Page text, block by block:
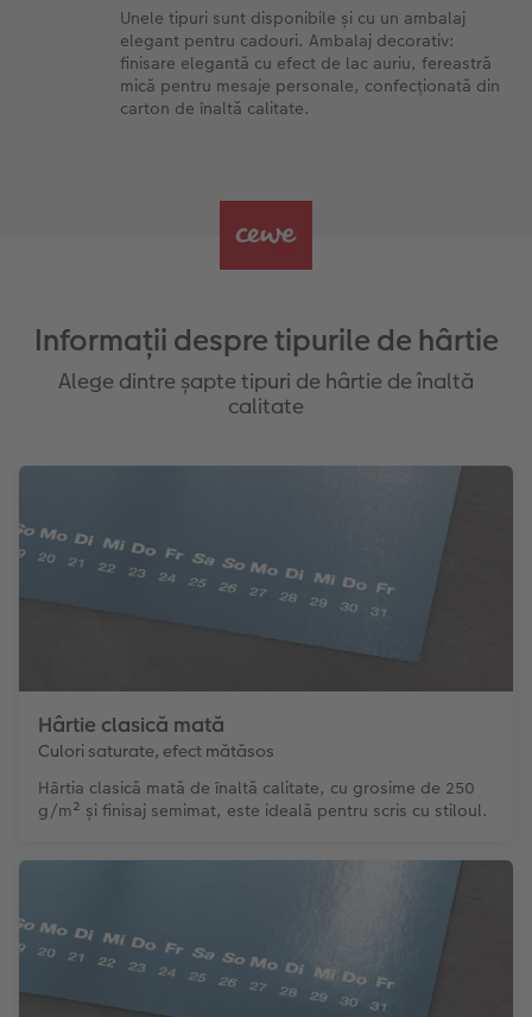
Unele tipuri sunt disponibile și cu un ambalaj
elegant pentru cadouri. Ambalaj decorativ:
finisare elegantă cu efect de lac auriu, fereastră
mică pentru mesaje personale, confecționată din
carton de înaltă calitate.
Informații despre tipurile de hârtie
Alege dintre șapte tipuri de hârtie de înaltă
calitate
Hârtie clasică mată
Culori saturate, efect mătăsos
Hârtia clasică mată de înaltă calitate, cu grosime de 250
g/m² și finisaj semimat, este ideală pentru scris cu stiloul.